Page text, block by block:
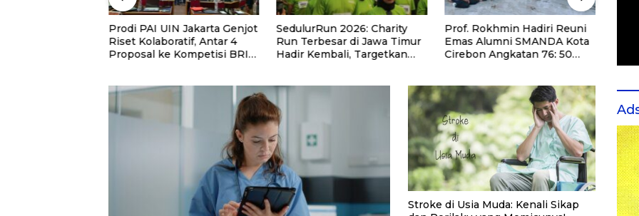
Prodi PAI UIN Jakarta Genjot
Riset Kolaboratif, Antar 4
Proposal ke Kompetisi BRIN
SedulurRun 2026: Charity
Run Terbesar di Jawa Timur
Hadir Kembali, Targetkan
dan Guru Honorer
Prof. Rokhmin Hadiri Reuni
Emas Alumni SMANDA Kota
Cirebon Angkatan 76: 50
Stroke di Usia Muda: Kenali Sikap